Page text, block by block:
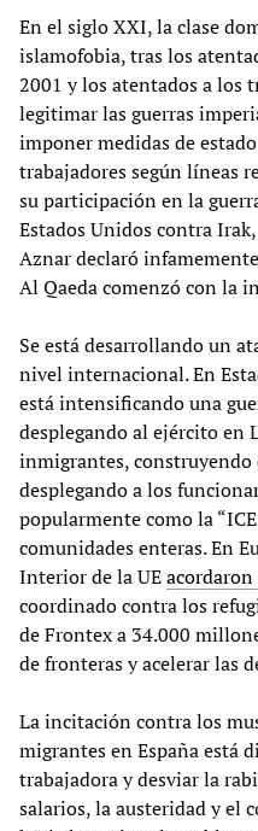
En el siglo XXI, la clase
islamofobia, tras los
2001 y los atentados a los
legitimar las guerras
imponer medidas de
trabajadores según líneas
su participación en la
Estados Unidos contra
Aznar declaró
Al Qaeda comenzó con la
Se está desarrollando un
nivel internacional. En
está intensificando una
desplegando al ejército en
inmigrantes, construyendo
desplegando a los
popularmente como la
comunidades enteras. En
Interior de la UE
coordinado contra los
de Frontex a 34.000
de fronteras y acelerar las
La incitación contra los
migrantes en España está
trabajadora y desviar la
salarios, la austeridad y el